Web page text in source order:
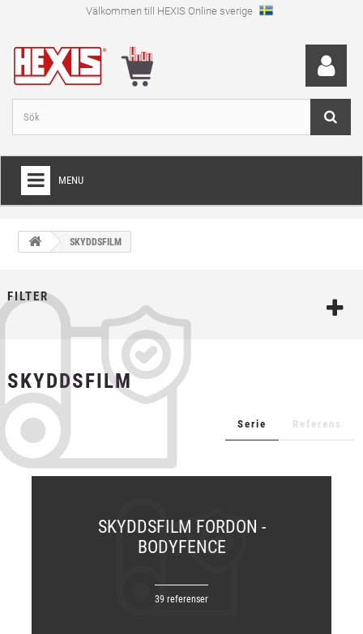
Välkommen till HEXIS Online sverige
MENU
WRAPFOLIE
+
SPECIAL SKÄRFOLIE
TEXTIL
SKYDDSFILM
+
VERKTYG & TILLBEHÖR
SKYDDSFILM
FILTER
SKYDDSFILM
Referens
Serie
SKYDDSFILM FORDON -
BODYFENCE
39 referenser